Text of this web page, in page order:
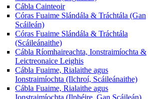
Cábla Cainteoir
Córas Fuaime Slándála & Tráchtála (Gan
Scáileán)
Córas Fuaime Slándála & Tráchtála
(Scáileánaithe)
Cábla Ríomhaireachta, Ionstraimíochta &
Leictreonaice Leighis
Cábla Fuaime, Rialaithe agus
Ionstraimíochta (Ilchroí, Scáileánaithe)
Cábla Fuaime, Rialaithe agus
Ionstraimíochta (Ilphéire, Gan Scáileán)